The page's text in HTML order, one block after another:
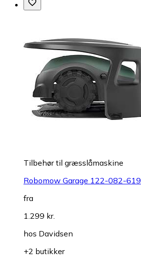
Tilbehør til græsslåmaskine
Robomow Garage 122-082-619
fra
1.299 kr.
hos Davidsen
+2 butikker